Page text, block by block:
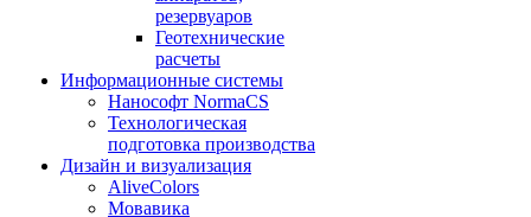
резервуаров
Геотехнические
расчеты
Информационные системы
Нанософт NormaCS
Технологическая
подготовка производства
Дизайн и визуализация
AliveColors
Мовавика